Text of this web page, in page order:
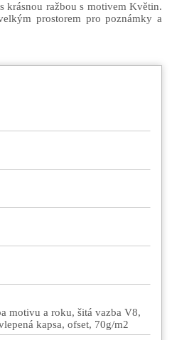
krásnou ražbou s motivem Květin.
prostorem pro poznámky a
motivu a roku, šitá vazba V8,
kapsa, ofset, 70g/m2